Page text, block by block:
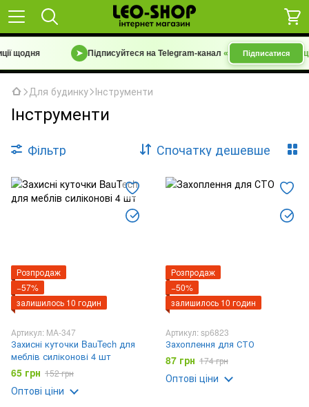
щодня ➤ Підписуйтеся на Telegram-канал«Барахолка 7 км |
Підписатися
Для будинку Інструменти
Інструменти
Фільтр Спочатку дешевше
Розпродаж
−57%
залишилось 10 годин
Артикул: MA-347
Захисні куточки BauTech для
меблів силіконові 4 шт
65 грн 152 грн
Оптові ціни
Розпродаж
−50%
залишилось 10 годин
Артикул: sp6823
Захоплення для СТО
87 грн 174 грн
Оптові ціни